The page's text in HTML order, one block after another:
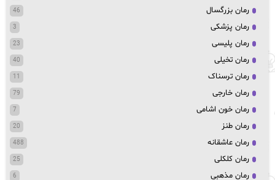
رمان بزرگسال 46
رمان پزشکی 3
رمان پلیسی 23
رمان تخیلی 40
رمان ترسناک 11
رمان خارجی 79
رمان خون اشامی 7
رمان طنز 20
رمان عاشقانه 488
رمان کلکلی 25
رمان مذهبی 6